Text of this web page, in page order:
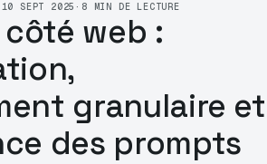
10 SEPT 2025 · 8 MIN DE LECTURE
côté web :
granulaire et
des prompts